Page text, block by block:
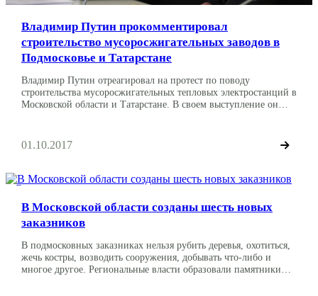
Владимир Путин прокомментировал
строительство мусоросжигательных заводов в
Подмосковье и Татарстане
Владимир Путин отреагировал на протест по поводу
строительства мусоросжигательных тепловых электростанций в
Московской области и Татарстане. В своем выступление он
аналогичные заводы. Правозащитники просят приостановить
проект. Строительство мусоросжигательного завода
поднял заместитель председателя Совета при главе […]
01.10.2017
Экология и власти
В Московской области созданы шесть новых
заказников
В подмосковных заказниках нельзя рубить деревья, охотиться,
жечь костры, возводить сооружения, добывать что-либо и
многое другое. Региональные власти образовали памятники